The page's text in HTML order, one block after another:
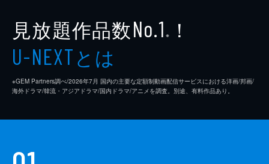
見放題作品数No.1 ※ ！
U-NEXTとは
※GEM Partners調べ/2026年7⽉ 国内の主要な定額制動画配信サービスにおける洋画/邦画/
海外ドラマ/韓流・アジアドラマ/国内ドラマ/アニメを調査。別途、有料作品あり。